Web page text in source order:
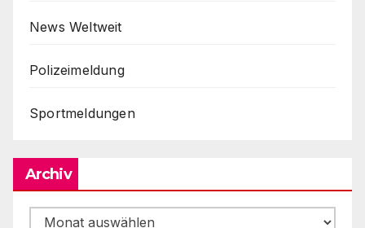
News Weltweit
Polizeimeldung
Sportmeldungen
Archiv
Archiv